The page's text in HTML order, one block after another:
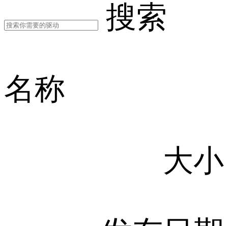
搜索
名称
大小